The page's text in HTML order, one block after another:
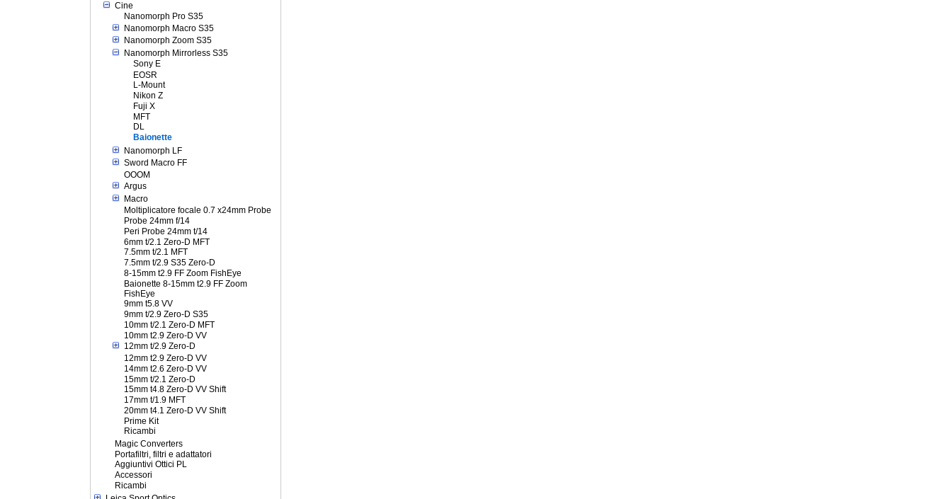
Cine
Nanomorph Pro S35
Nanomorph Macro S35
Nanomorph Zoom S35
Nanomorph Mirrorless S35
Sony E
EOSR
L-Mount
Nikon Z
Fuji X
MFT
DL
Baionette
Nanomorph LF
Sword Macro FF
OOOM
Argus
Macro
Moltiplicatore focale 0.7 x24mm Probe
Probe 24mm f/14
Peri Probe 24mm t/14
6mm t/2.1 Zero-D MFT
7.5mm t/2.1 MFT
7.5mm t/2.9 S35 Zero-D
8-15mm t2.9 FF Zoom FishEye
Baionette 8-15mm t2.9 FF Zoom
FishEye
9mm t5.8 VV
9mm t/2.9 Zero-D S35
10mm t/2.1 Zero-D MFT
10mm t2.9 Zero-D VV
12mm t/2.9 Zero-D
12mm t2.9 Zero-D VV
14mm t2.6 Zero-D VV
15mm t/2.1 Zero-D
15mm t4.8 Zero-D VV Shift
17mm t/1.9 MFT
20mm t4.1 Zero-D VV Shift
Prime Kit
Ricambi
Magic Converters
Portafiltri, filtri e adattatori
Aggiuntivi Ottici PL
Accessori
Ricambi